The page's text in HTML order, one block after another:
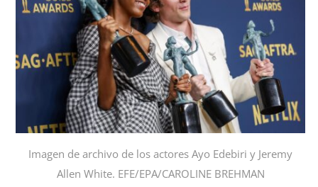
Imagen de archivo de los actores Ayo Edebiri y Jeremy
Allen White. EFE/EPA/CAROLINE BREHMAN